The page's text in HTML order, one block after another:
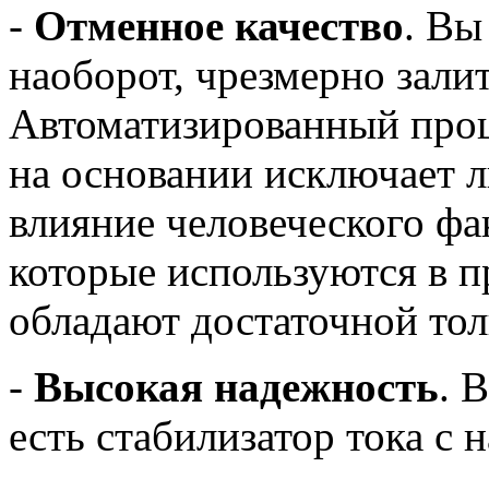
- Отменное качество. Вы
наоборот, чрезмерно
Автоматизированный
на основании исключает
влияние человеческого
которые используются в
обладают достаточной
- Высокая надежность.
есть стабилизатор тока